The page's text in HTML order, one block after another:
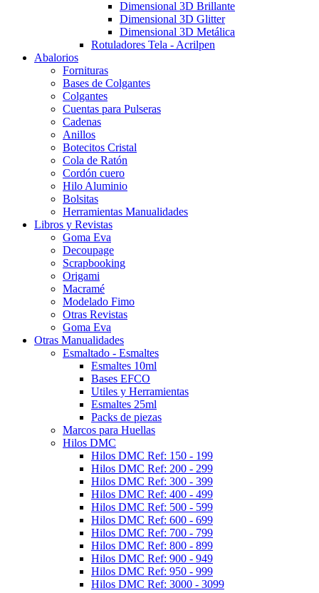
Dimensional 3D Brillante
Dimensional 3D Glitter
Dimensional 3D Metálica
Rotuladores Tela - Acrilpen
Abalorios
Fornituras
Bases de Colgantes
Colgantes
Cuentas para Pulseras
Cadenas
Anillos
Botecitos Cristal
Cola de Ratón
Cordón cuero
Hilo Aluminio
Bolsitas
Herramientas Manualidades
Libros y Revistas
Goma Eva
Decoupage
Scrapbooking
Origami
Macramé
Modelado Fimo
Otras Revistas
Goma Eva
Otras Manualidades
Esmaltado - Esmaltes
Esmaltes 10ml
Bases EFCO
Utiles y Herramientas
Esmaltes 25ml
Packs de piezas
Marcos para Huellas
Hilos DMC
Hilos DMC Ref: 150 - 199
Hilos DMC Ref: 200 - 299
Hilos DMC Ref: 300 - 399
Hilos DMC Ref: 400 - 499
Hilos DMC Ref: 500 - 599
Hilos DMC Ref: 600 - 699
Hilos DMC Ref: 700 - 799
Hilos DMC Ref: 800 - 899
Hilos DMC Ref: 900 - 949
Hilos DMC Ref: 950 - 999
Hilos DMC Ref: 3000 - 3099